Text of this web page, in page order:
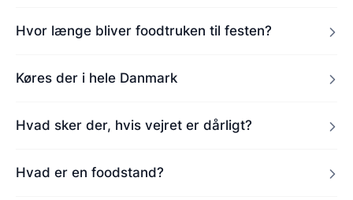
Hvor længe bliver foodtruken til festen?
Køres der i hele Danmark
Hvad sker der, hvis vejret er dårligt?
Hvad er en foodstand?